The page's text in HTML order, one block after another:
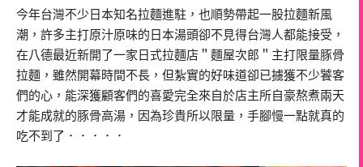
今年台灣不少日本知名拉麵進駐，也順勢帶起一股拉麵新風
潮，許多主打原汁原味的日本湯頭卻不見得台灣人都能接受，
在八德最近新開了一家日式拉麵店＂麵屋次郎＂主打限量豚骨
拉麵，雖然開幕時間不長，但紮實的好味道卻已擄獲不少饕客
們的心，能深獲顧客們的喜愛完全來自於店主所自豪熬煮兩天
才能成就的豚骨高湯，因為珍貴所以限量，手腳慢一點就真的
吃不到了．．．．．